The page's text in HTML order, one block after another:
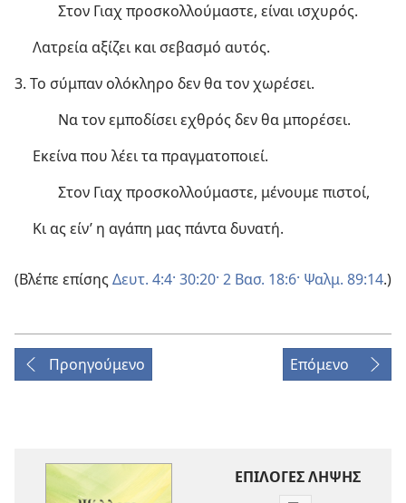
Στον Γιαχ προσκολλούμαστε, είναι ισχυρός.
Λατρεία αξίζει και σεβασμό αυτός.
3. Το σύμπαν ολόκληρο δεν θα τον χωρέσει.
Να τον εμποδίσει εχθρός δεν θα μπορέσει.
Εκείνα που λέει τα πραγματοποιεί.
Στον Γιαχ προσκολλούμαστε, μένουμε πιστοί,
Κι ας είν’ η αγάπη μας πάντα δυνατή.
(Βλέπε επίσης Δευτ. 4:4· 30:20· 2 Βασ. 18:6· Ψαλμ. 89:14.)
Προηγούμενο Επόμενο
ΕΠΙΛΟΓΕΣ ΛΗΨΗΣ